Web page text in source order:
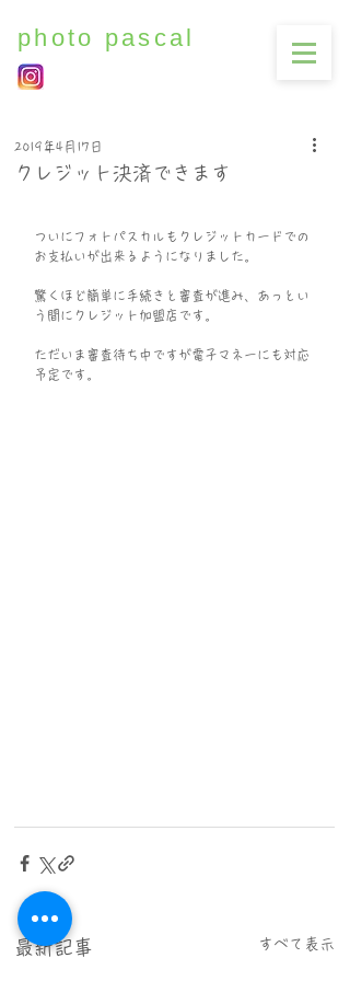
photo pascal
クレジット決済できます
2019年4月17日
ついにフォトパスカルもクレジットカードでの
お支払いが出来るようになりました。
驚くほど簡単に手続きと審査が進み、あっとい
う間にクレジット加盟店です。
ただいま審査待ち中ですが電子マネーにも対応
予定です。
最新記事 すべて表示